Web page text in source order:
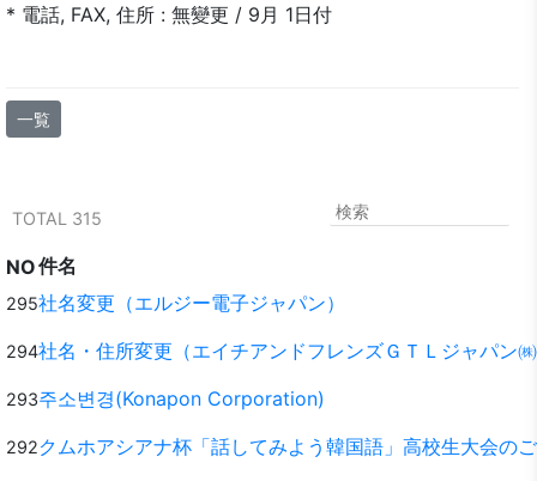
* 電話, FAX, 住所 : 無變更 / 9月 1日付
一覧
TOTAL 315
NO件名
295社名変更（エルジー電子ジャパン）
294社名・住所変更（エイチアンドフレンズＧＴＬジャパン
293주소변경(Konapon Corporation)
292クムホアシアナ杯「話してみよう韓国語」高校生大会の